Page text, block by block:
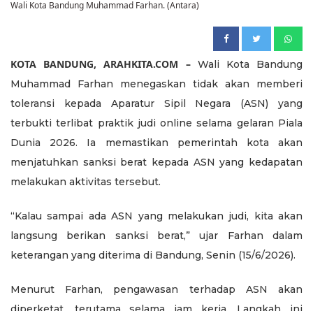
Wali Kota Bandung Muhammad Farhan. (Antara)
KOTA BANDUNG, ARAHKITA.COM –Wali Kota Bandung
Muhammad Farhan menegaskan tidak akan memberi
toleransi kepada Aparatur Sipil Negara (ASN) yang
terbukti terlibat praktik judi online selama gelaran Piala
Dunia 2026. Ia memastikan pemerintah kota akan
menjatuhkan sanksi berat kepada ASN yang kedapatan
melakukan aktivitas tersebut.
“Kalau sampai ada ASN yang melakukan judi, kita akan
langsung berikan sanksi berat,” ujar Farhan dalam
keterangan yang diterima di Bandung, Senin (15/6/2026).
Menurut Farhan, pengawasan terhadap ASN akan